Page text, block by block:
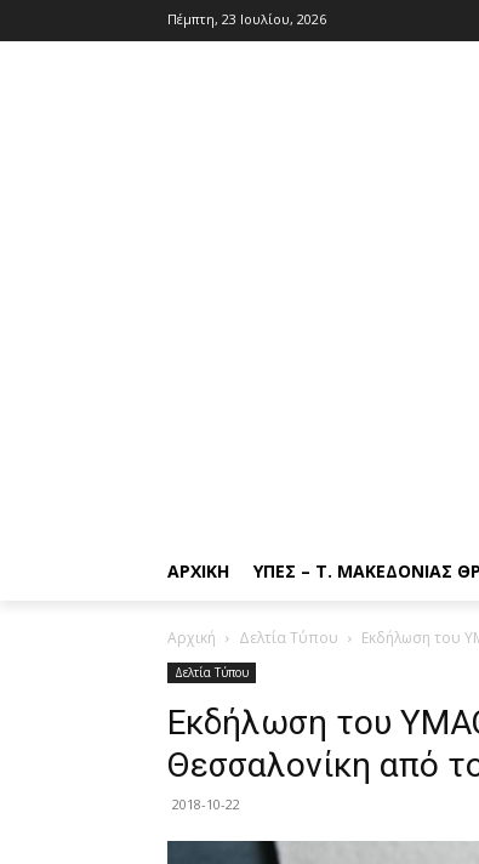
Πέμπτη, 23 Ιουλίου, 2026
ΑΡΧΙΚΉ ΥΠΕΣ – Τ. ΜΑΚΕΔΟΝΊΑΣ
Αρχική Δελτία Τύπου Εκδήλωση του
Δελτία Τύπου
Εκδήλωση του
Θεσσαλονίκη από
2018-10-22